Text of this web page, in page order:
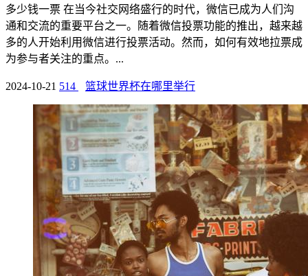
多少钱一票 在当今社交网络盛行的时代，微信已成为人们沟
通和交流的重要平台之一。随着微信投票功能的推出，越来越
多的人开始利用微信进行投票活动。然而，如何有效地拉票成
为参与者关注的重点。...
2024-10-21 514 篮球世界杯在哪里举行